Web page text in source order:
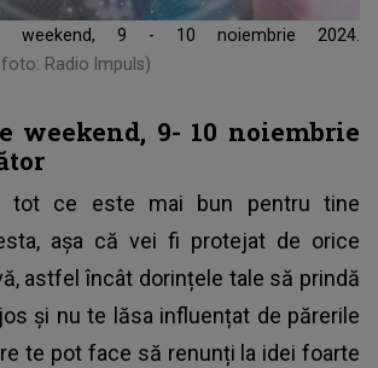
weekend, 9 - 10 noiembrie 2024.
Radio Impuls)
weekend, 9- 10 noiembrie
tot ce este mai bun pentru tine
așa că vei fi protejat de orice
astfel încât dorințele tale să prindă
și nu te lăsa influențat de părerile
te pot face să renunți la idei foarte